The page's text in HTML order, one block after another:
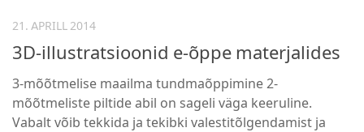
21. APRILL 2014
3D-illustratsioonid e-õppe materjalides
3-mõõtmelise maailma tundmaõppimine 2-
mõõtmeliste piltide abil on sageli väga keeruline.
Vabalt võib tekkida ja tekibki valestitõlgendamist ja